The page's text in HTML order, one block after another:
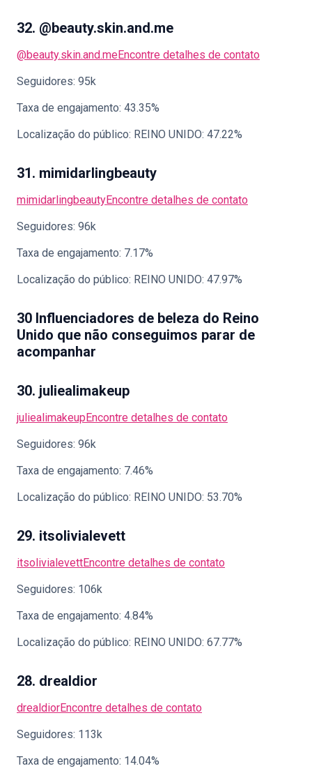
32. @beauty.skin.and.me
@beauty.skin.and.meEncontre detalhes de contato
Seguidores: 95k
Taxa de engajamento: 43.35%
Localização do público: REINO UNIDO: 47.22%
31. mimidarlingbeauty
mimidarlingbeautyEncontre detalhes de contato
Seguidores: 96k
Taxa de engajamento: 7.17%
Localização do público: REINO UNIDO: 47.97%
30 Influenciadores de beleza do Reino
Unido que não conseguimos parar de
acompanhar
30. juliealimakeup
juliealimakeupEncontre detalhes de contato
Seguidores: 96k
Taxa de engajamento: 7.46%
Localização do público: REINO UNIDO: 53.70%
29. itsolivialevett
itsolivialevettEncontre detalhes de contato
Seguidores: 106k
Taxa de engajamento: 4.84%
Localização do público: REINO UNIDO: 67.77%
28. drealdior
drealdiorEncontre detalhes de contato
Seguidores: 113k
Taxa de engajamento: 14.04%